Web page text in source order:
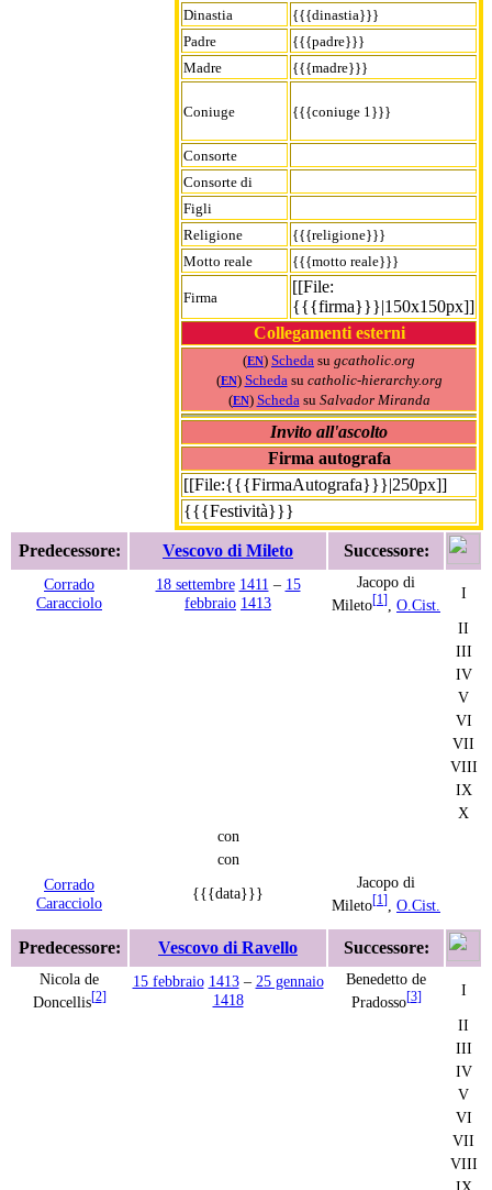
Dinastia
{{{dinastia}}}
Padre
{{{padre}}}
Madre
{{{madre}}}
Coniuge {{{coniuge 1}}}
Consorte
Consorte di
Figli
Religione
{{{religione}}}
Motto reale
{{{motto reale}}}
Firma
[[File:
{{{firma}}}|150x150px]]
Collegamenti esterni
(EN) Scheda su gcatholic.org
(EN) Scheda su catholic-hierarchy.org
(EN) Scheda su Salvador Miranda
Invito all'ascolto
Firma autografa
[[File:{{{FirmaAutografa}}}|250px]]
{{{Festività}}}
Predecessore: Vescovo di Mileto Successore:
Corrado
Caracciolo
18 settembre 1411 – 15
febbraio 1413
Jacopo di
Mileto[1] O.Cist.
I
II
III
IV
V
VI
VII
VIII
IX
X
con
con
Corrado
Caracciolo
{{{data}}}
Jacopo di
Mileto[1] O.Cist.
Predecessore: Vescovo di Ravello Successore:
Nicola de
Doncellis[2]
15 febbraio 1413– 25 gennaio
1418
Benedetto de
Pradosso[3]
I
II
III
IV
V
VI
VII
VIII
IX